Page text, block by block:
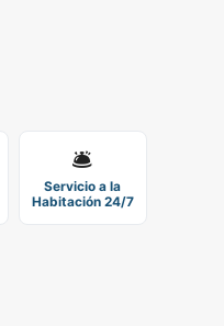
🛎️
Servicio a la
Habitación 24/7